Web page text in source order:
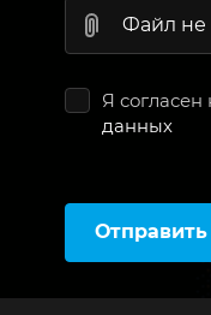
Файл не
Я согласен
данных
Отправить